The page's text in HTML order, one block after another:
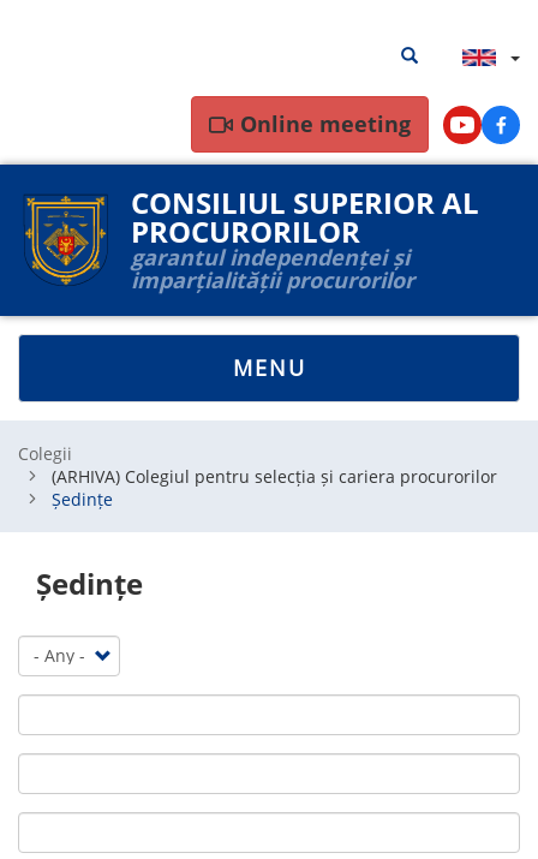
Search
results
Search results
Online meeting Youtube
CONSILIUL SUPERIOR AL
PROCURORILOR
garantul independenței și
imparțialității procurorilor
TOGGLE
NAVIGATION
MENU
Colegii
(ARHIVA) Colegiul pentru selecția și cariera procurorilor
Ședințe
Ședințe